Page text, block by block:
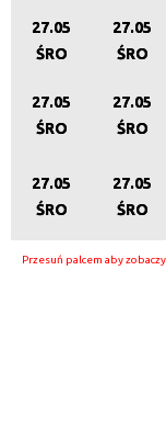
27.05
ŚRO
27.05
ŚRO
27.05
ŚRO
27.05
ŚRO
27.05
ŚRO
27.05
ŚRO